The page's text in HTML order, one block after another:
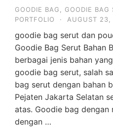
GOODIE BAG GOODIE BAG
PORTFOLIO
· AUGUST 23,
goodie bag serut dan
Goodie Bag Serut Bahan
berbagai jenis bahan
goodie bag serut, salah
bag serut dengan bahan
Pejaten Jakarta Selatan
atas. Goodie bag
dengan …